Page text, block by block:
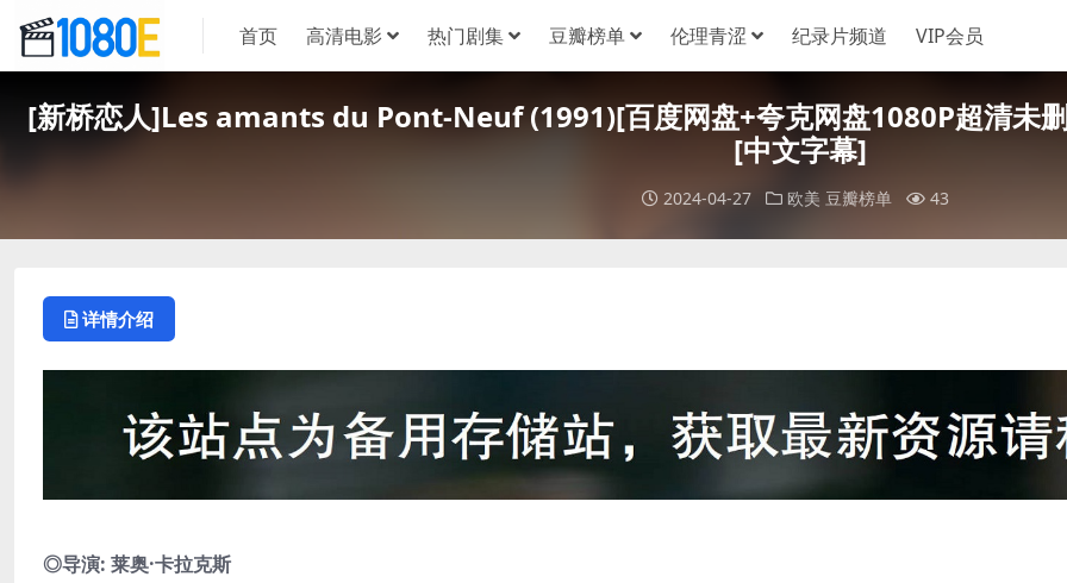
首页 高清电影 热门剧集 豆瓣榜单 伦理青涩 纪录片频道 VIP会员
[新桥恋人]Les amants du Pont-Neuf (1991)[百度网盘+夸克网盘1080P超清未
[中文字幕]
2024-04-27 欧美 豆瓣榜单 43
详情介绍
◎导演: 莱奥·卡拉克斯